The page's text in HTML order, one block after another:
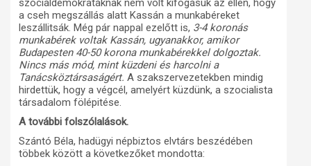
szociáldemokratáknak nem volt kifogásuk az ellen, hogy
a cseh megszállás alatt Kassán a munkabéreket
leszállitsák. Még pár nappal ezelőtt is, 3-4 koronás
munkabérek voltak Kassán, ugyanakkor, amikor
Budapesten 40-50 korona munkabérekkel dolgoztak.
Nincs más mód, mint küzdeni és harcolni a
Tanácsköztársaságért. A szakszervezetekben mindig
hirdettük, hogy a végcél, amelyért küzdünk, a szocialista
társadalom fölépitése.
A további folszólalások.
Szántó Béla, hadügyi népbiztos elvtárs beszédében
többek között a következőket mondotta: